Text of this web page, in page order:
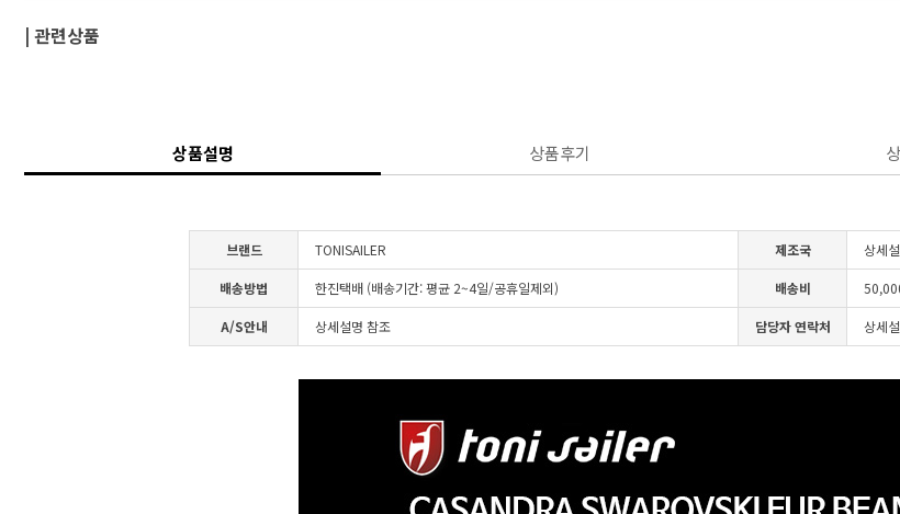
| 관련상품
상품설명 상품후기
브랜드 TONISAILER 제조국 상세
배송방법 한진택배 (배송기간: 평균 2~4일/공휴일제외) 배송비
A/S안내 상세설명 참조 담당자 연락처 상세